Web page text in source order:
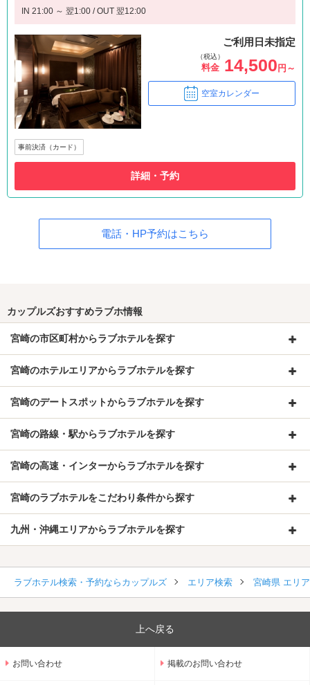
IN 21:00 ～ 翌1:00 / OUT 翌12:00
ご利用日未指定
（税込）
料金 14,500 円～
空室カレンダー
事前決済（カード）
詳細・予約
電話・HP予約はこちら
カップルズおすすめラブホ情報
宮崎の市区町村からラブホテルを探す
宮崎のホテルエリアからラブホテルを探す
宮崎のデートスポットからラブホテルを探す
宮崎の路線・駅からラブホテルを探す
宮崎の高速・インターからラブホテルを探す
宮崎のラブホテルをこだわり条件から探す
九州・沖縄エリアからラブホテルを探す
ラブホテル検索・予約ならカップルズ エリア検索 宮崎県 エリ
上へ戻る
お問い合わせ 掲載のお問い合わせ